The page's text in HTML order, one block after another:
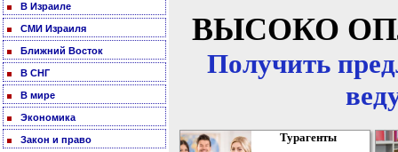
В Израиле
СМИ Израиля
Ближний Восток
В СНГ
В мире
Экономика
Закон и право
ВЫСОКО
Получить
Турагенты